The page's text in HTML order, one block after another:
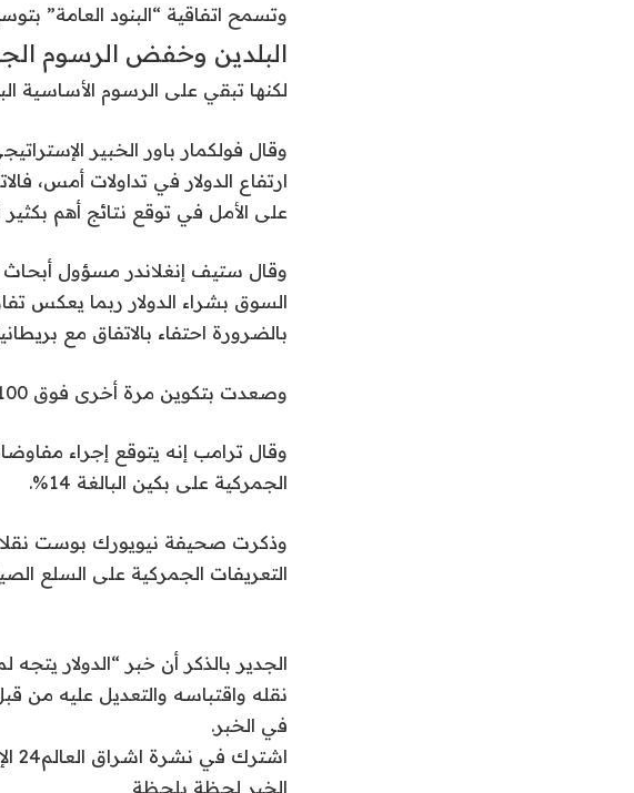
وتسمح اتفاقية “البنود العامة”
البلدين وخفض الرسوم
لكنها تبقي على الرسوم الأساسية
وقال فولكمار باور الخبير
ارتفاع الدولار في تداولات أمس،
على الأمل في توقع نتائج أهم
وقال ستيف إنغلاندر مسؤول أبحاث
السوق بشراء الدولار ربما يعكس
بالضرورة احتفاء بالاتفاق مع
وصعدت بتكوين مرة أخرى فوق 100 ألف دولار، مما يعكس شهية متجددة للمخاطرة.
وقال ترامب إنه يتوقع إجراء
الجمركية على بكين البالغة 14%.
وذكرت صحيفة نيويورك بوست نقلا
التعريفات الجمركية على السلع
الجدير بالذكر أن خبر “الدولار
في الخبر.
اشترك في نشرة اشراق العالم24 الإخبارية
الخبر لحظة بلحظة